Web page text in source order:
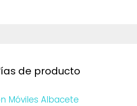
de producto
Móviles Albacete